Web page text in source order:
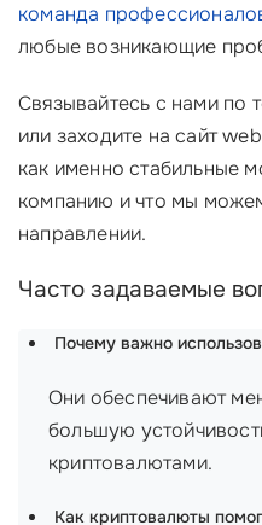
команда
любые возникающие
Связывайтесь с нами по
или заходите на сайт
как именно стабильные
компанию и что мы
направлении.
Часто задаваемые
Почему важно
Они обеспечивают
большую
криптовалютами.
Как криптовалюты